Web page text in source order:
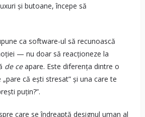
și butoane, începe să
ca software-ul să recunoască
— nu doar să reacționeze la
de ceapare. Este diferența dintre o
că ești stresat” și una care te
puțin?”.
care se îndreaptă designul uman al